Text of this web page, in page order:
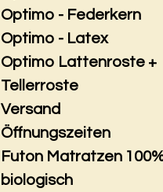
Optimo - Federkern
Optimo - Latex
Optimo Lattenroste +
Tellerroste
Versand
Öffnungszeiten
Futon Matratzen
biologisch